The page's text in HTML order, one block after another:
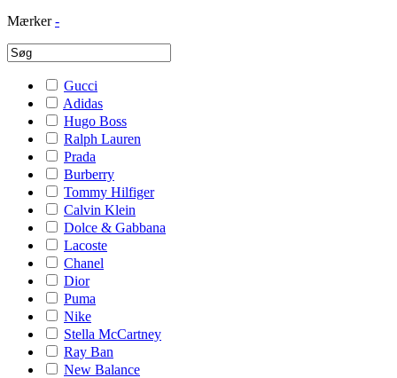
Mærker -
Gucci
Adidas
Hugo Boss
Ralph Lauren
Prada
Burberry
Tommy Hilfiger
Calvin Klein
Dolce & Gabbana
Lacoste
Chanel
Dior
Puma
Nike
Stella McCartney
Ray Ban
New Balance